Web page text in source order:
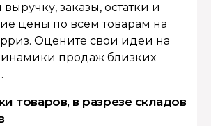
заказы, остатки и
цены по всем товарам на
Оцените свои идеи на
продаж близких
товаров, в разрезе складов